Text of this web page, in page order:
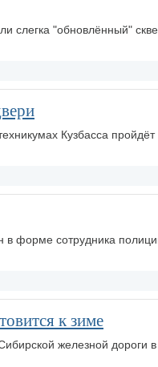
слегка "обновлённый"
Кузбасса
в форме сотрудника
к зиме
железной дороги